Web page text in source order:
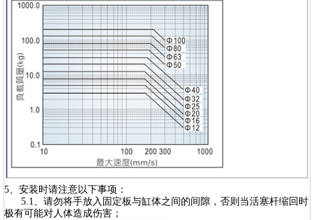
5、安装时请注意以下事项：
5.1、请勿将手放入固定板与缸体之间的间隙，否则当活塞杆缩回时
极有可能对人体造成伤害；